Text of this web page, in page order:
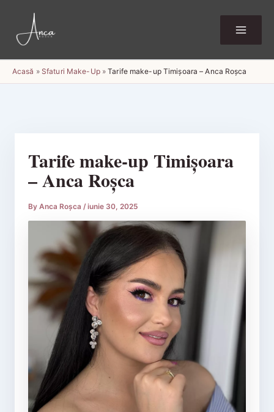
content
Acasă » Sfaturi Make-Up»Tarife make-up Timișoara – Anca Roșca
Tarife make-up Timișoara
– Anca Roșca
By Anca Roșca /iunie 30, 2025